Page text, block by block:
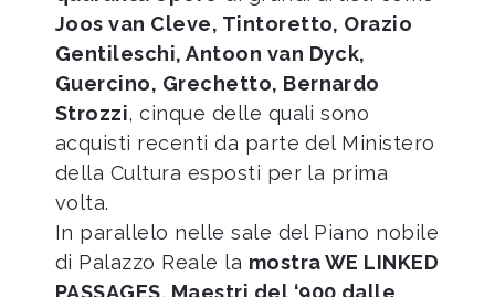
Joos van Cleve, Tintoretto, Orazio
Gentileschi, Antoon van Dyck,
Guercino, Grechetto, Bernardo
Strozzi, cinque delle quali sono
acquisti recenti da parte del Ministero
della Cultura esposti per la prima
volta.
In parallelo nelle sale del Piano nobile
di Palazzo Reale la mostra WE LINKED
PASSAGES. Maestri del ‘900 dalle